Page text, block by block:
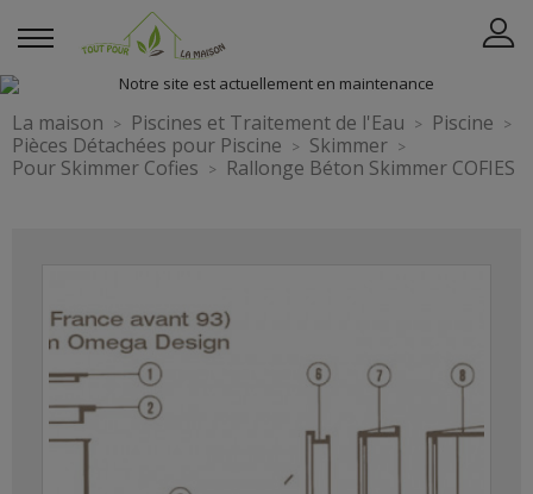
La maison Piscines et Traitement de l'Eau
Piscine
Pièces Détachées pour Piscine
Skimmer
Pour Skimmer Cofies
Rallonge Béton Skimmer COFIES